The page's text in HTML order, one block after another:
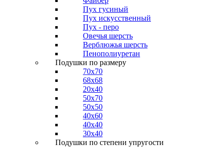
Пух гусиный
Пух искусственный
Пух - перо
Овечья шерсть
Верблюжья шерсть
Пенополиуретан
Подушки по размеру
70x70
68x68
20x40
50x70
50x50
40x60
40x40
30x40
Подушки по степени упругости